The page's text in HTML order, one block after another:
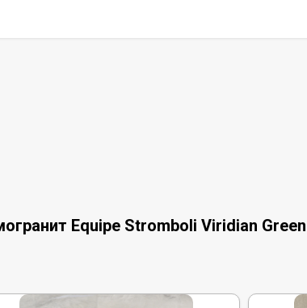
Equipe Stromboli Viridian Green